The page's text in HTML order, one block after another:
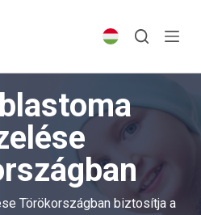
Törökországban biztosítja a